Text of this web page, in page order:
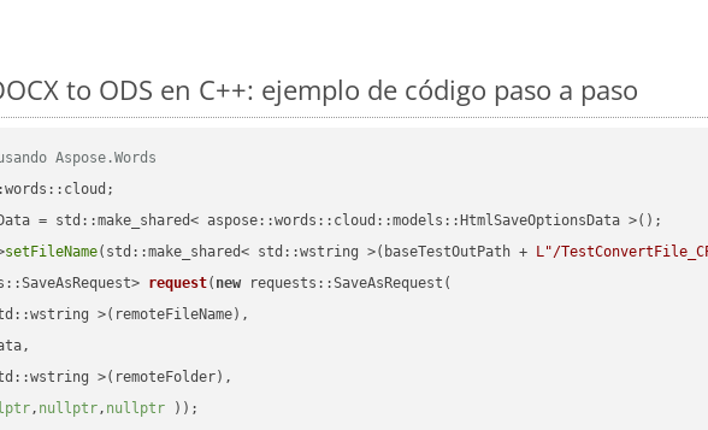
to ODS en C++: ejemplo de código paso a paso
Aspose.Words
= std::make_shared< aspose::words::cloud::models::HtmlSaveOptionsData >();
setFileName(std::make_shared< std::wstring >(baseTestOutPath + L"/
request( new requests::SaveAsRequest(
>(remoteFileName),
>(remoteFolder),
, nullptr, nullptr ))